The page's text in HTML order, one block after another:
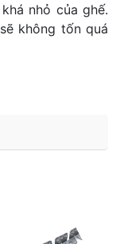
nhỏ của ghế.
không tốn quá